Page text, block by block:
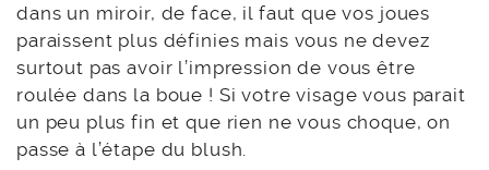
dans un miroir, de face, il faut que vos joues
paraissent plus définies mais vous ne devez
surtout pas avoir l’impression de vous être
roulée dans la boue ! Si votre visage vous parait
un peu plus fin et que rien ne vous choque, on
passe à l’étape du blush.